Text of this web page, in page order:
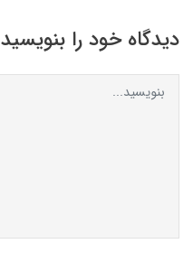
دیدگاه خود را بنویسید